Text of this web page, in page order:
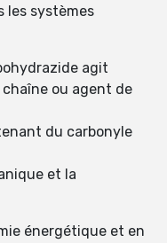
les systèmes
agit
ou agent de
du carbonyle
et la
énergétique et en